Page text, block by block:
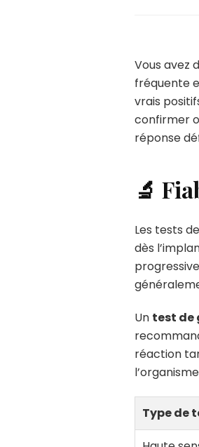
Vous avez
fréquente
vrais
confirmer
réponse
🔬
Les tests
dès
Un test de
réaction
Type de